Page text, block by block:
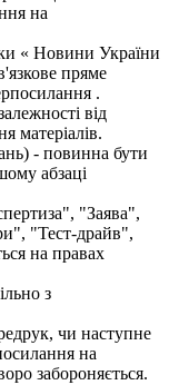
на
« Новини України
пряме
.
від
матеріалів.
- повинна бути
абзаці
"Заява",
"Тест-драйв",
на правах
з
чи наступне
на
забороняється.